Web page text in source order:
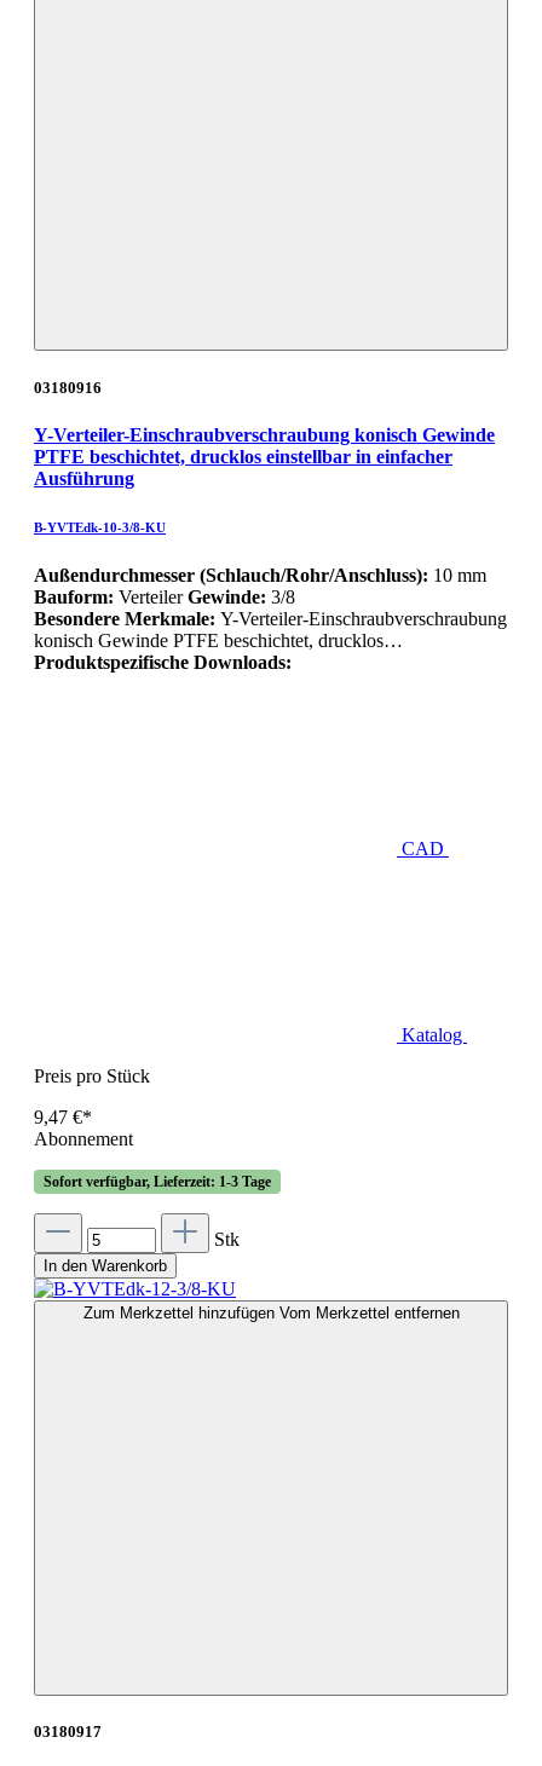
03180916
Y-Verteiler-Einschraubverschraubung konisch Gewinde
PTFE beschichtet, drucklos einstellbar in einfacher
Ausführung
B-YVTEdk-10-3/8-KU
Außendurchmesser (Schlauch/Rohr/Anschluss): 10 mm
Bauform: VerteilerGewinde: 3/8
Besondere Merkmale: Y-Verteiler-Einschraubverschraubung
konisch Gewinde PTFE beschichtet, drucklos…
Produktspezifische Downloads:
CAD
Katalog
Preis pro Stück
9,47 €*
Abonnement
Sofort verfügbar, Lieferzeit: 1-3 Tage
Stk
In den Warenkorb
Zum Merkzettel hinzufügen Vom Merkzettel entfernen
03180917